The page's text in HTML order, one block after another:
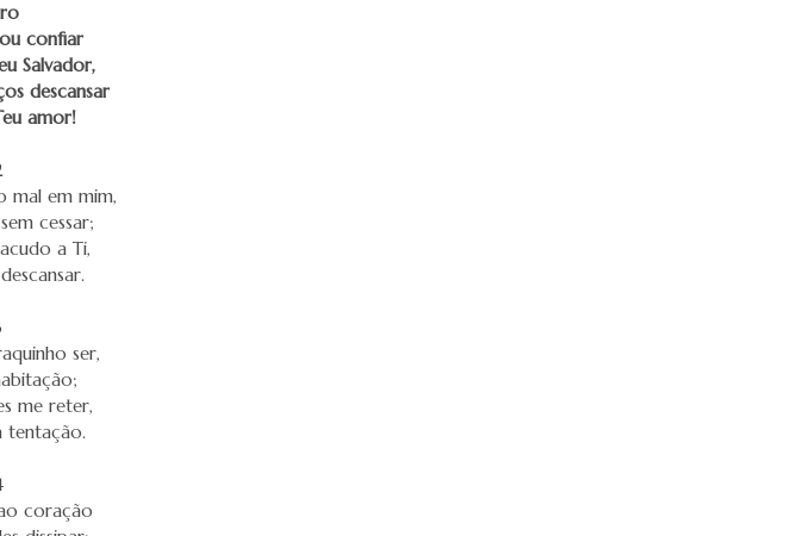
confiar
Salvador,
descansar
amor!
em mim,
cessar;
a Ti,
ser,
me reter,
tentação.
coração